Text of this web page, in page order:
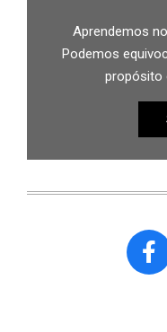
Aprendemos
Podemos
propósito